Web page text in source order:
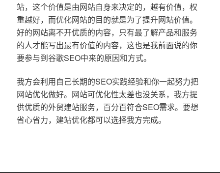
站，这个价值是由网站自身来决定的，越有价值，权
重越好，而优化网站的目的就是为了提升网站价值。
好的网站离不开优质的内容，只有最了解产品和服务
的人才能写出最有价值的内容，这也是我前面说的你
要参与到谷歌SEO中来的原因和方式。
我方会利用自己长期的SEO实践经验和你一起努力把
网站优化做好。网站可优化性太差也没关系，我方提
供优质的外贸建站服务，百分百符合SEO需求。要想
省心省力，建站优化都可以选择我方完成。